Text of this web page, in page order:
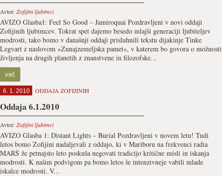
Avtor:Zofijini ljubimci
AVIZO Glasba1: Feel So Good – Jamiroquai Pozdravljeni v novi oddaji
Zofijinih ljubimcev. Tokrat spet dajemo besedo mlajši generaciji ljubiteljev
modrosti, tako bomo v današnji oddaji prisluhnili tekstu dijakinje Tinke
Legvart z naslovom »Zunajzemeljska pamet«, v katerem bo govora o možnosti
življenja na drugih planetih z znanstvene in filozofske...
več
6. 1. 2010 ODDAJA ZOFIJINIH
Oddaja 6.1.2010
Avtor:Zofijini ljubimci
AVIZO Glasba 1: Distant Lights – Burial Pozdravljeni v novem letu! Tudi
letos bomo Zofijini nadaljevali z oddajo, ki v Mariboru na frekvenci radia
MARŠ že petnajsto leto poskuša negovati tradicijo kritične misli in iskanja
modrosti. K našim podvigom pa bomo letos še intenzivneje vabili mlade
iskalce modrosti. V...